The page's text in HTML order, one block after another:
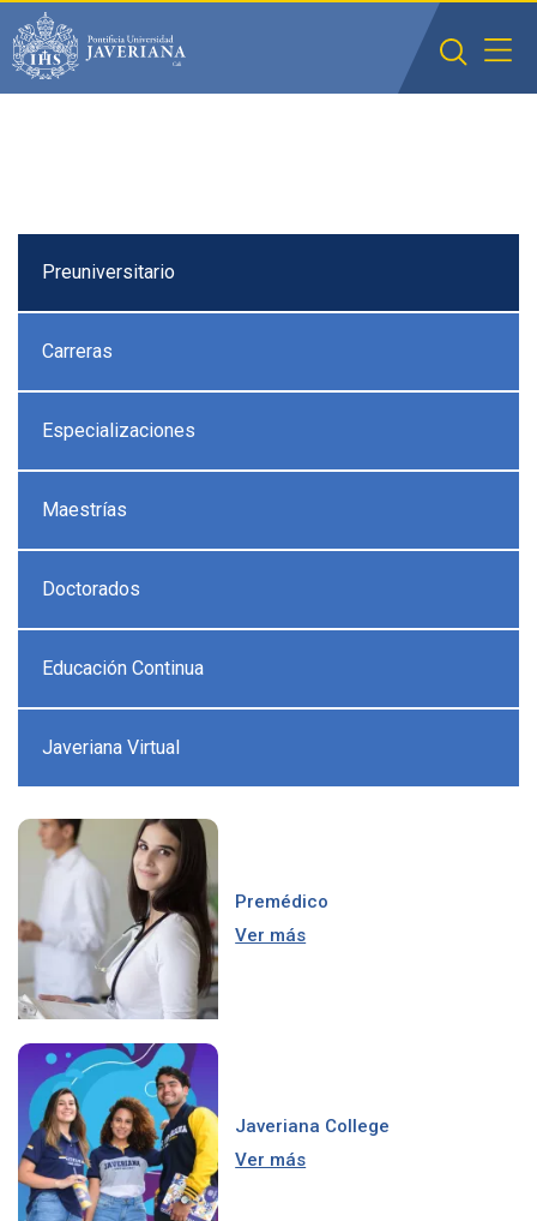
Preuniversitario
Carreras
Especializaciones
Maestrías
Doctorados
Educación Continua
Javeriana Virtual
Premédico
Ver más
Javeriana College
Ver más